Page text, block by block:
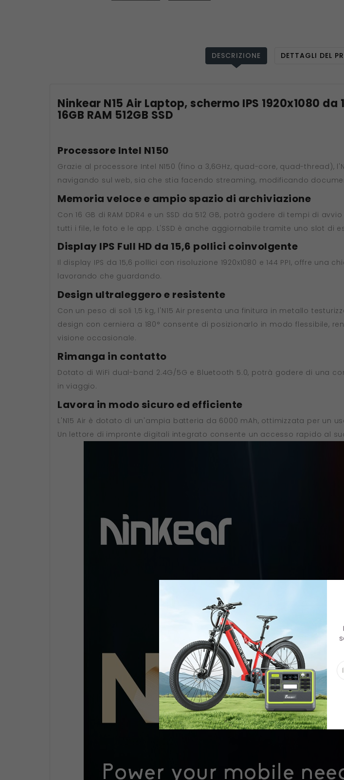
DESCRIZIONE DETTAGLI DEL
Ninkear N15 Air Laptop, schermo IPS 1920x1080
16GB RAM 512GB SSD
Processore Intel N150
Grazie al processore Intel N150 (fino a 3,6GHz, quad-core, quad-
navigando sul web, sia che stia facendo streaming, modificando
Memoria veloce e ampio spazio di archiviazione
Con 16 GB di RAM DDR4 e un SSD da 512 GB, potrà godere di tempi di
tutti i file, le foto e le app. L'SSD è anche aggiornabile tramite uno slot di
Display IPS Full HD da 15,6 pollici coinvolgente
Il display IPS da 15,6 pollici con risoluzione 1920x1080 e 144 PPI, offre
lavorando che guardando.
Design ultraleggero e resistente
Con un peso di soli 1,5 kg, l'N15 Air presenta una finitura in metallo
design con cerniera a 180° consente di posizionarlo in modo flessibile,
visione occasionale.
Rimanga in contatto
Dotato di WiFi dual-band 2.4G/5G e Bluetooth 5.0, potrà godere di una
in viaggio.
Lavora in modo sicuro ed efficiente
L'N15 Air è dotato di un'ampia batteria da 6000 mAh, ottimizzata per un
Un lettore di impronte digitali integrato consente un accesso rapido al